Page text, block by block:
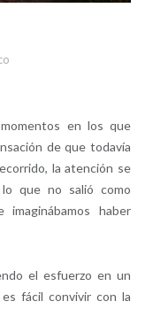
en los que
de que todavía
la atención se
que no salió como
haber
el esfuerzo en un
fácil convivir con la